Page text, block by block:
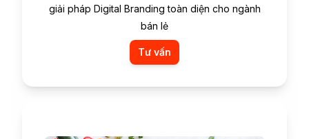
giải pháp Digital Branding toàn diện cho ngành
bán lẻ
Tư vấn